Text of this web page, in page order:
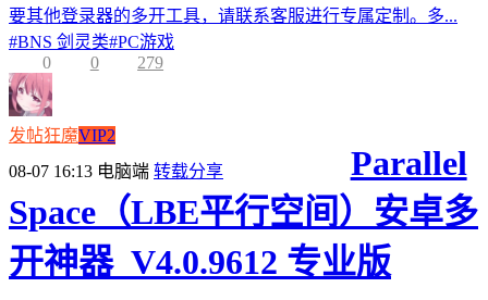
要其他登录器的多开工具，请联系客服进行专属定制。多...
#BNS 剑灵类#PC游戏
0
0 279
发帖狂魔VIP2
08-07 16:13 电脑端 转载分享
Parallel
Space（LBE平行空间）安卓多
开神器_V4.0.9612 专业版